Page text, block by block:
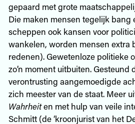
gepaard met grote
Die maken mensen tegelijk bang
scheppen ook kansen voor
wankelen, worden mensen extra
redenen). Gewetenloze politieke
zo’n moment uitbuiten. Gesteund
verontrusting aangemoedigde
zich meester van de staat. Meer
Wahrheiten met hulp van veile
Schmitt (de ‘kroonjurist van het